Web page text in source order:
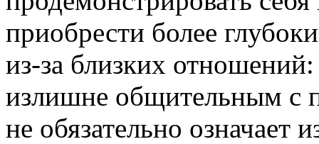
приобрести более
из-за близких
излишне общительным с
не обязательно означает